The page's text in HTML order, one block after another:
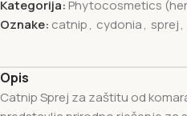
Kategorija: Phytocosmetics
Oznake: catnip, cydonia, sprej,
Opis
Catnip Sprej za zaštitu od